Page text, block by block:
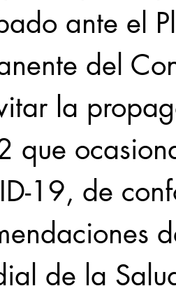
ante el
del
la
que
19, de
de la